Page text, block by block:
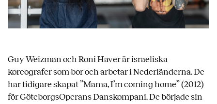
Guy Weizman och Roni Haver är israeliska
koreografer som bor och arbetar i Nederländerna. De
har tidigare skapat ”Mama, I’m coming home” (2012)
för GöteborgsOperans Danskompani. De började sin